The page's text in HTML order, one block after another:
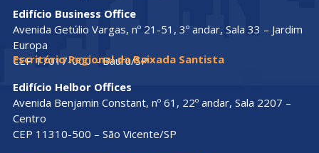
Edifício Business Office
Avenida Getúlio Vargas, nº 21-51, 3º andar, Sala 33 – Jardim
Europa
CEP 17017-000 – Bauru/SP
Escritório Regional da Baixada Santista
Edifício Helbor Offices
Avenida Benjamin Constant, nº 61, 22º andar, Sala 2207 –
Centro
CEP 11310-500 – São Vicente/SP